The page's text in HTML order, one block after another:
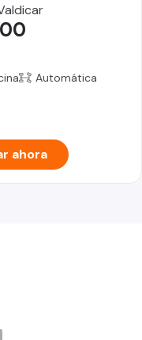
Automática
ahora